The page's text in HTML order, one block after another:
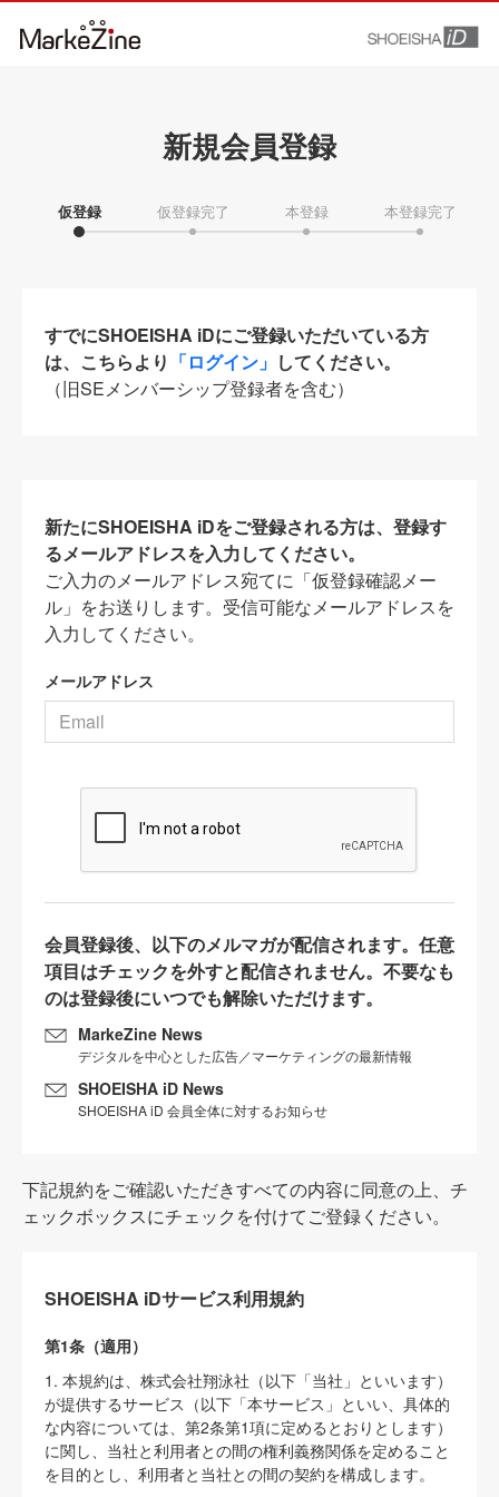
新規会員登録
仮登録 仮登録完了 本登録 本登録完了
すでにSHOEISHA iDにご登録いただいている方
は、こちらより 「ログイン」 してください。
（旧SEメンバーシップ登録者を含む）
新たにSHOEISHA iDをご登録される方は、登録す
るメールアドレスを入力してください。
ご入力のメールアドレス宛てに「仮登録確認メー
ル」をお送りします。受信可能なメールアドレスを
入力してください。
メールアドレス
会員登録後、以下のメルマガが配信されます。任意
項目はチェックを外すと配信されません。不要なも
のは登録後にいつでも解除いただけます。
MarkeZine News
デジタルを中心とした広告／マーケティングの最新情報
SHOEISHA iD News
SHOEISHA iD 会員全体に対するお知らせ
下記規約をご確認いただきすべての内容に同意の上、チ
ェックボックスにチェックを付けてご登録ください。
SHOEISHA iDサービス利用規約
第1条（適用）
1. 本規約は、株式会社翔泳社（以下「当社」といいます）
が提供するサービス（以下「本サービス」といい、具体的
な内容については、第2条第1項に定めるとおりとします）
に関し、当社と利用者との間の権利義務関係を定めること
を目的とし、利用者と当社との間の契約を構成します。